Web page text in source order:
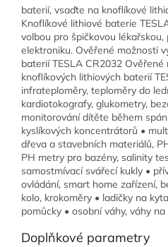
baterií, vsaďte na knoflíkové
Knoflíkové lithiové baterie
volbou pro špičkovou
elektroniku. Ověřené možnosti
baterií TESLA CR2032
knoflíkových lithiových baterií
infrateploměry, teploměry do
kardiotokografy, glukometry,
monitorování dítěte během
kyslíkových koncentrátorů •
dřeva a stavebních materiálů,
PH metry pro bazény, salinity
samostmívací svářecí kukly •
ovládání, smart home zařízení,
kolo, krokoměry • ladičky na
pomůcky • osobní váhy, váhy
Doplňkové parametry